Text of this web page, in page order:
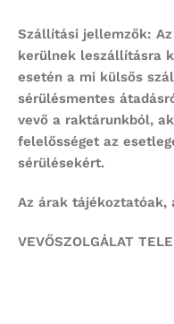
Szállítási jellemzők:
kerülnek leszállításra
esetén a mi külsős
sérülésmentes
vevő a raktárunkból,
felelősséget az
sérülésekért.
Az árak tájékoztatóak,
VEVŐSZOLGÁLAT